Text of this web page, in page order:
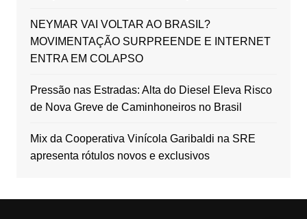
NEYMAR VAI VOLTAR AO BRASIL?
MOVIMENTAÇÃO SURPREENDE E INTERNET
ENTRA EM COLAPSO
Pressão nas Estradas: Alta do Diesel Eleva Risco
de Nova Greve de Caminhoneiros no Brasil
Mix da Cooperativa Vinícola Garibaldi na SRE
apresenta rótulos novos e exclusivos